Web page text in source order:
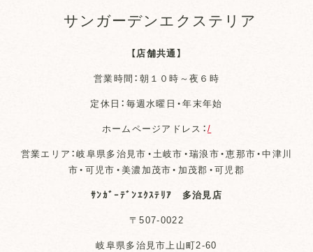
サンガーデンエクステリア
【店舗共通】
営業時間：朝１０時～夜６時
定休日：毎週水曜日・年末年始
ホームページアドレス：/
営業エリア：岐阜県多治見市・土岐市・瑞浪市・恵那市・中津川
市・可児市・美濃加茂市・加茂郡・可児郡
ｻﾝｶﾞｰﾃﾞﾝｴｸｽﾃﾘｱ 多治見店
〒507-0022
岐阜県多治見市上山町2-60